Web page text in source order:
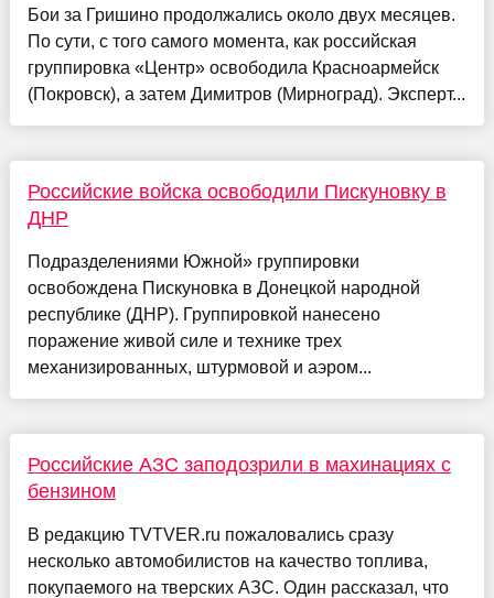
Бои за Гришино продолжались около двух месяцев.
По сути, с того самого момента, как российская
группировка «Центр» освободила Красноармейск
(Покровск), а затем Димитров (Мирноград). Эксперт...
Российские войска освободили Пискуновку в
ДНР
Подразделениями Южной» группировки
освобождена Пискуновка в Донецкой народной
республике (ДНР). Группировкой нанесено
поражение живой силе и технике трех
механизированных, штурмовой и аэром...
Российские АЗС заподозрили в махинациях с
бензином
В редакцию TVTVER.ru пожаловались сразу
несколько автомобилистов на качество топлива,
покупаемого на тверских АЗС. Один рассказал, что